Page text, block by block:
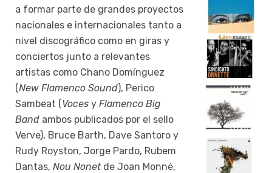
a formar parte de grandes proyectos
nacionales e internacionales tanto a
nivel discográfico como en giras y
conciertos junto a relevantes
artistas como Chano Domínguez
(New Flamenco Sound), Perico
Sambeat (Voces y Flamenco Big
Band ambos publicados por el sello
Verve), Bruce Barth, Dave Santoro y
Rudy Royston, Jorge Pardo, Rubem
Dantas, Nou Nonetde Joan Monné,